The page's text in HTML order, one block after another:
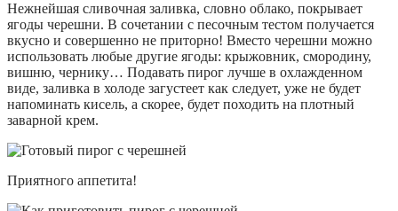
Нежнейшая сливочная заливка, словно облако, покрывает
ягоды черешни. В сочетании с песочным тестом получается
вкусно и совершенно не приторно! Вместо черешни можно
использовать любые другие ягоды: крыжовник, смородину,
вишню, чернику… Подавать пирог лучше в охлажденном
виде, заливка в холоде загустеет как следует, уже не будет
напоминать кисель, а скорее, будет походить на плотный
заварной крем.
Приятного аппетита!